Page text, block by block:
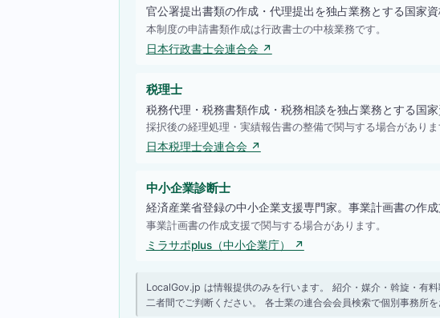
官公署提出書類の作成・代理提出を独占業務とする国家
本制度の申請書類作成は行政書士の中核業務です。
日本行政書士会連合会 ↗
税理士
税務代理・税務書類作成・税務相談を独占業務とする国
採択後の経理処理・実績報告書の整備で関与する場合がありま
日本税理士会連合会 ↗
中小企業診断士
経済産業省登録の中小企業支援専門家。事業計画書の作
事業計画書の作成支援で関与する場合があります。
ミラサポplus（中小企業庁） ↗
LocalGov.jp は情報提供のみを行います。 紹介・媒介・斡旋・有
二者間でご判断ください。 各士業の連合会会員検索で個別事務所を